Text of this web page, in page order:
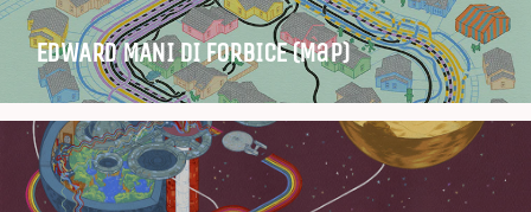
EDWARD MANI DI FORBICE (Map)